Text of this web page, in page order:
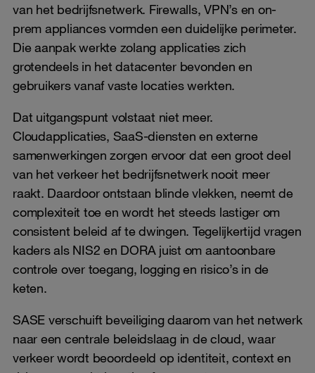
van het bedrijfsnetwerk. Firewalls, VPN’s en on-
prem appliances vormden een duidelijke perimeter.
Die aanpak werkte zolang applicaties zich
grotendeels in het datacenter bevonden en
gebruikers vanaf vaste locaties werkten.
Dat uitgangspunt volstaat niet meer.
Cloudapplicaties, SaaS-diensten en externe
samenwerkingen zorgen ervoor dat een groot deel
van het verkeer het bedrijfsnetwerk nooit meer
raakt. Daardoor ontstaan blinde vlekken, neemt de
complexiteit toe en wordt het steeds lastiger om
consistent beleid af te dwingen. Tegelijkertijd vragen
kaders als NIS2 en DORA juist om aantoonbare
controle over toegang, logging en risico’s in de
keten.
SASE verschuift beveiliging daarom van het netwerk
naar een centrale beleidslaag in de cloud, waar
verkeer wordt beoordeeld op identiteit, context en